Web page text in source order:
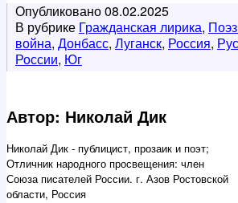
Опубликовано08.02.2025
В рубрике Гражданская лирика,
война, Донбасс, Луганск, Россия,
России, Юг
Автор: Николай Дик
Николай Дик - публицист, прозаик и поэт;
Отличник народного просвещения: член
Союза писателей России. г. Азов Ростовской
области, Россия